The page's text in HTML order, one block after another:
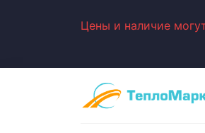
Цены и наличие